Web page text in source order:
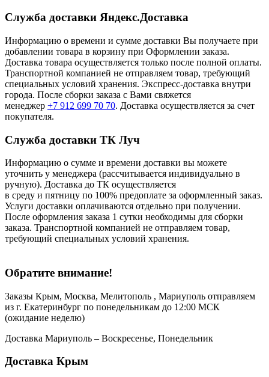
Служба доставки Яндекс.Доставка
Информацию о времени и сумме доставки Вы получаете при
добавлении товара в корзину при Оформлении заказа.
Доставка товара осуществляется только после полной оплаты.
Транспортной компанией не отправляем товар, требующий
специальных условий хранения. Экспресс-доставка внутри
города. После сборки заказа с Вами свяжется
менеджер +7 912 699 70 70. Доставка осуществляется за счет
покупателя.
Служба доставки ТК Луч
Информацию о сумме и времени доставки вы можете
уточнить у менеджера (рассчитывается индивидуально в
ручную). Доставка до ТК осуществляется
в среду и пятницу по 100% предоплате за оформленный заказ.
Услуги доставки оплачиваются отдельно при получении.
После оформления заказа 1 сутки необходимы для сборки
заказа. Транспортной компанией не отправляем товар,
требующий специальных условий хранения.
Обратите внимание!
Заказы Крым, Москва, Мелитополь , Мариуполь отправляем
из г. Екатеринбург по понедельникам до 12:00 МСК
(ожидание неделю)
Доставка Мариуполь – Воскресенье, Понедельник
Доставка Крым